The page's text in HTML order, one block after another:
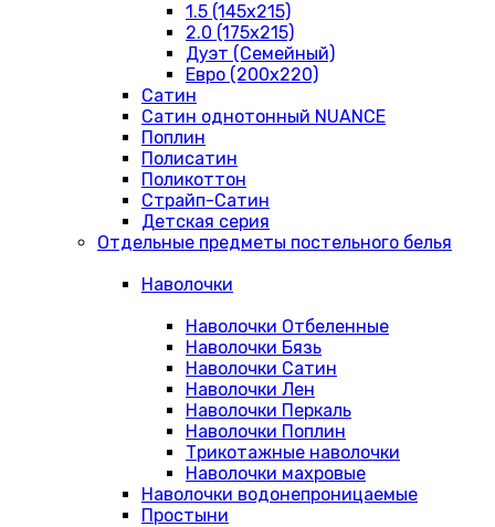
1.5 (145х215)
2.0 (175х215)
Дуэт (Семейный)
Евро (200х220)
Сатин
Сатин однотонный NUANCE
Поплин
Полисатин
Поликоттон
Страйп-Сатин
Детская серия
Отдельные предметы постельного белья
Наволочки
Наволочки Отбеленные
Наволочки Бязь
Наволочки Сатин
Наволочки Лен
Наволочки Перкаль
Наволочки Поплин
Трикотажные наволочки
Наволочки махровые
Наволочки водонепроницаемые
Простыни